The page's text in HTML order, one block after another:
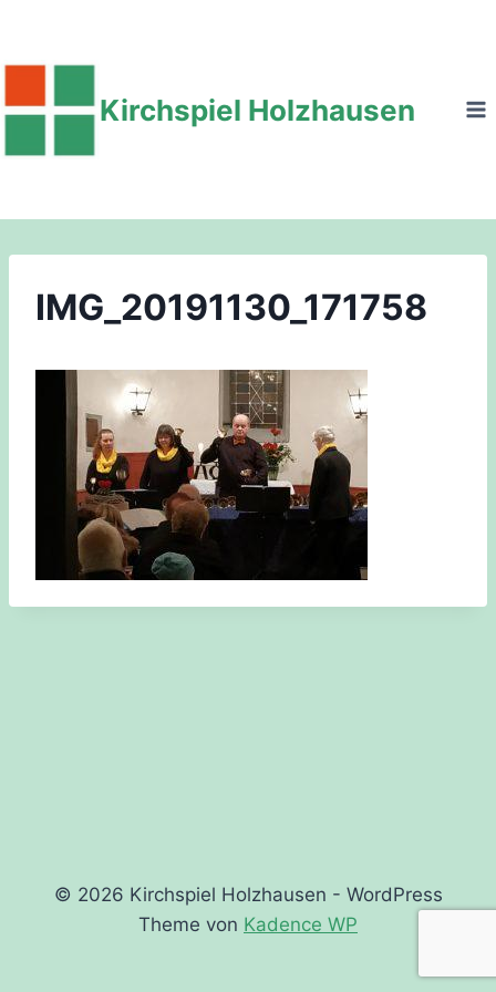
springen
Kirchspiel Holzhausen
IMG_20191130_171758
© 2026 Kirchspiel Holzhausen - WordPress
Theme von Kadence WP